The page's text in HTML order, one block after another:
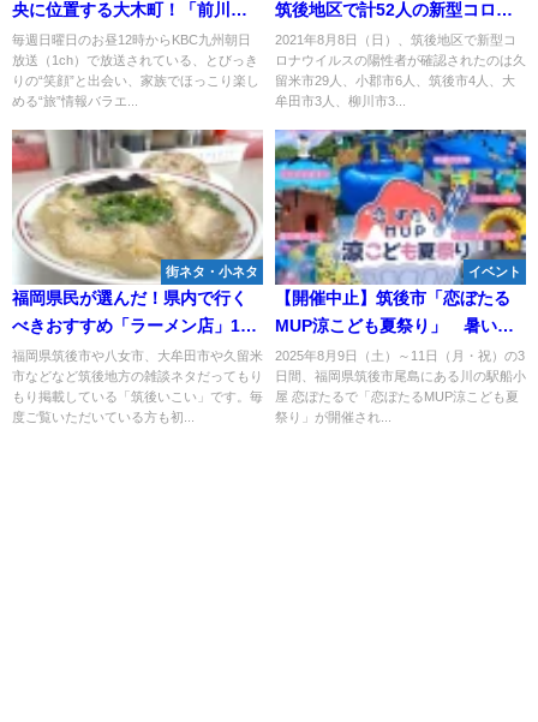
央に位置する大木町！「前川清
の笑顔まんてんタビ好キ」7月28
日放送
毎週日曜日のお昼12時からKBC九州朝日
放送（1ch）で放送されている、とびっき
りの“笑顔”と出会い、家族でほっこり楽し
める“旅”情報バラエ...
筑後地区で計52人の新型コロナ
感染者 県内702人【8月8日】
2021年8月8日（日）、筑後地区で新型コ
ロナウイルスの陽性者が確認されたのは久
留米市29人、小郡市6人、筑後市4人、大
牟田市3人、柳川市3...
街ネタ・小ネタ
福岡県民が選んだ！県内で行く
べきおすすめ「ラーメン店」11
選に八女や大牟田やみやまなど
筑後地方から5店も選ばれてる
（2025年）
福岡県筑後市や八女市、大牟田市や久留米
市などなど筑後地方の雑談ネタだってもり
もり掲載している「筑後いこい」です。毎
度ご覧いただいている方も初...
イベント
【開催中止】筑後市「恋ぼたる
MUP涼こども夏祭り」 暑い夏
は水遊びをしよう！各店自慢の
かき氷も
2025年8月9日（土）～11日（月・祝）の3
日間、福岡県筑後市尾島にある川の駅船小
屋 恋ぼたるで「恋ぼたるMUP涼こども夏
祭り」が開催され...